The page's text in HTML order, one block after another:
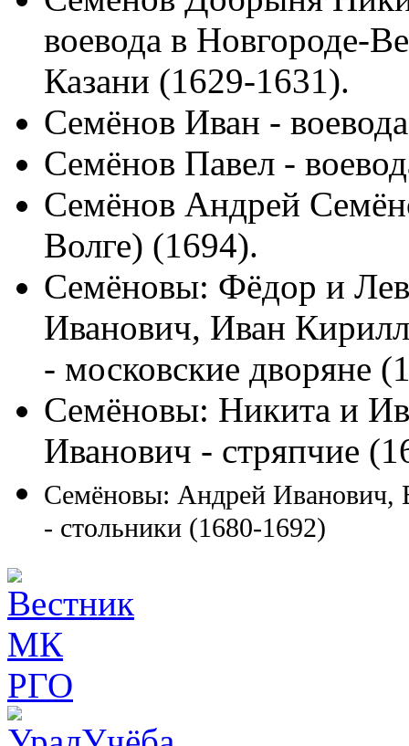
воевода в Новгороде-
Казани (1629-1631).
Семёнов Иван -
Семёнов Павел -
Семёнов Андрей
Волге) (1694).
Семёновы: Фёдор и
Иванович, Иван
- московские дворяне
Семёновы: Никита и
Иванович - стряпчие
Семёновы: Андрей Иванович,
- стольники (1680-1692)